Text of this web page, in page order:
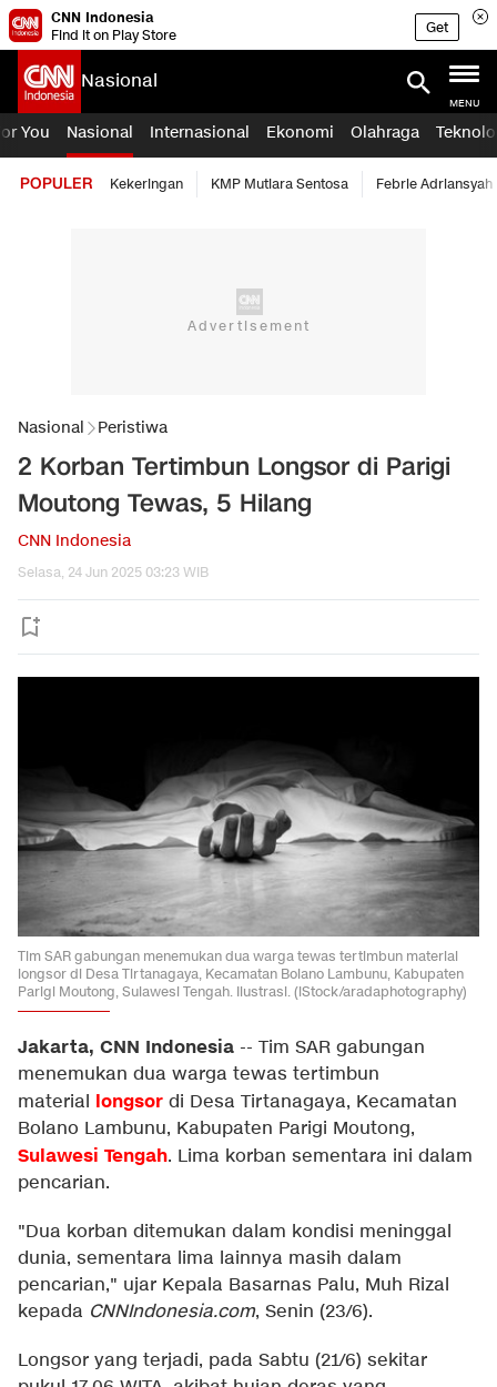
CNN Indonesia
Find it on Play Store
Get
Nasional
MENU
You Nasional Internasional Ekonomi Olahraga
POPULER Kekeringan KMP Mutiara Sentosa Febrie Adriansyah
Nasional Peristiwa
2 Korban Tertimbun Longsor di Parigi
Moutong Tewas, 5 Hilang
CNN Indonesia
Selasa, 24 Jun 2025 03:23 WIB
Tim SAR gabungan menemukan dua warga tewas tertimbun material
longsor di Desa Tirtanagaya, Kecamatan Bolano Lambunu, Kabupaten
Parigi Moutong, Sulawesi Tengah. Ilustrasi. (iStock/aradaphotography)
Jakarta, CNN Indonesia -- Tim SAR gabungan
menemukan dua warga tewas tertimbun
material longsor di Desa Tirtanagaya, Kecamatan
Bolano Lambunu, Kabupaten Parigi Moutong,
Sulawesi Tengah. Lima korban sementara ini dalam
pencarian.
"Dua korban ditemukan dalam kondisi meninggal
dunia, sementara lima lainnya masih dalam
pencarian," ujar Kepala Basarnas Palu, Muh Rizal
kepada CNNIndonesia.com, Senin (23/6).
Longsor yang terjadi, pada Sabtu (21/6) sekitar